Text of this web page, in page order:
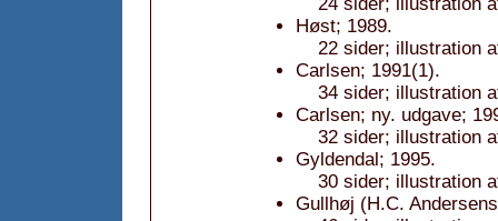
Høst; 1989.
22 sider; illustration
Carlsen; 1991(1).
34 sider; illustration
Carlsen; ny. udgave;
32 sider; illustration
Gyldendal; 1995.
30 sider; illustration
Gullhøj (H.C.